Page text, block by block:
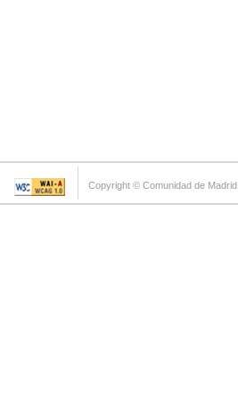
Copyright © Comunidad de Madrid.